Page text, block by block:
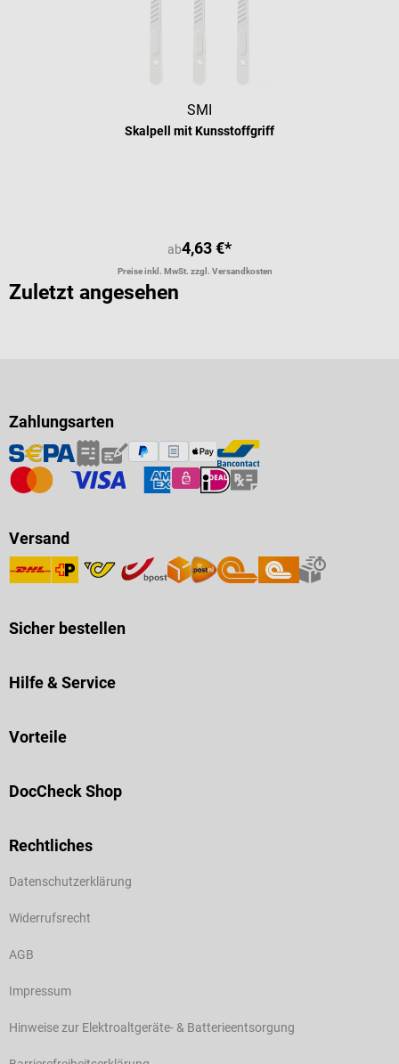
SMI
Skalpell mit Kunsstoffgriff
ab4,63 €*
Preise inkl. MwSt. zzgl. Versandkosten
Zuletzt angesehen
Zahlungsarten
Versand
Sicher bestellen
Hilfe & Service
Vorteile
DocCheck Shop
Rechtliches
Datenschutzerklärung
Widerrufsrecht
AGB
Impressum
Hinweise zur Elektroaltgeräte- & Batterieentsorgung